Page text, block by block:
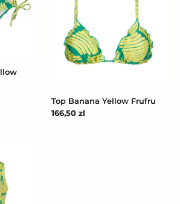
Yellow
Frufru
Top Banana Yellow Frufru
Cena
166,50 zl